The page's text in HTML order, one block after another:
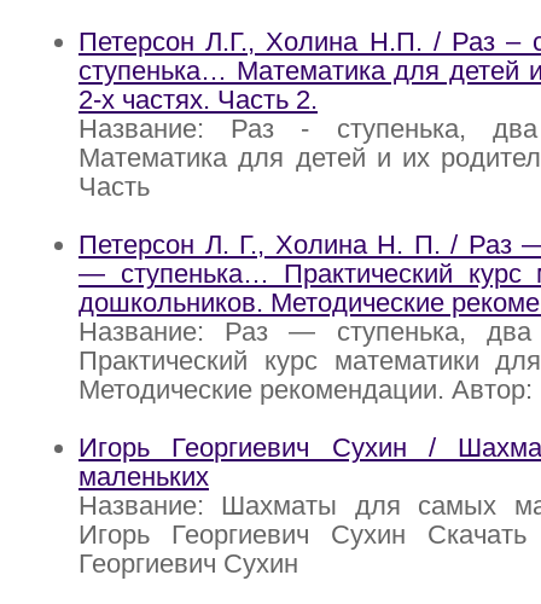
Петерсон Л.Г., Холина Н.П. / Раз –
ступенька… Математика для детей
2-х частях. Часть 2.
Название: Раз - ступенька,
Математика для детей и их
Часть
Петерсон Л. Г., Холина Н. П. / Раз
— ступенька… Практический курс
дошкольников. Методические
Название: Раз — ступенька,
Практический курс математики
Методические рекомендации.
Игорь Георгиевич Сухин /
маленьких
Название: Шахматы для самых
Игорь Георгиевич Сухин
Георгиевич Сухин